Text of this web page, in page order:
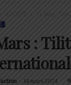
11 Mars :
:
- 14 mars 2024